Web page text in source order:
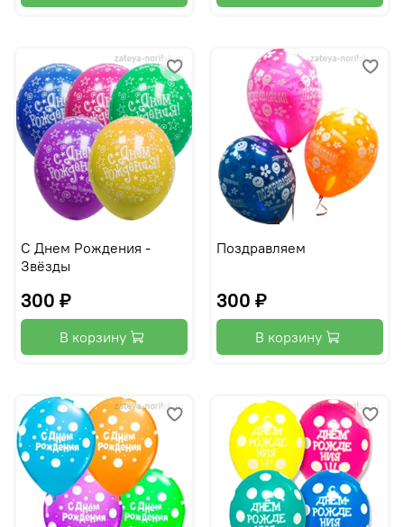
С Днем Рождения -
Звёзды
300 ₽
В корзину
Поздравляем
300 ₽
В корзину